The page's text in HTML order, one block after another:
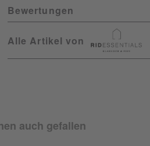
Bewertungen
Alle Artikel von
auch gefallen